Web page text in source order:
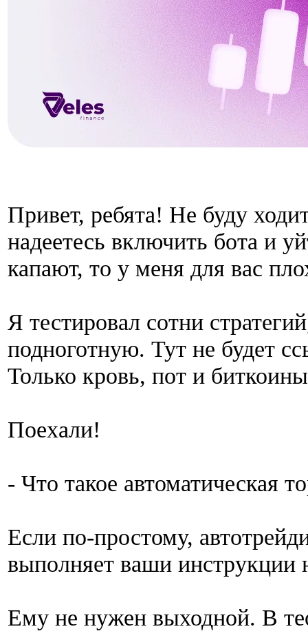
Привет, ребята! Не буду
надеетесь включить бота и
капают, то у меня для вас
Я тестировал сотни
подноготную. Тут не будет
Только кровь, пот и
Поехали!
- Что такое автоматическая
Если по-простому,
выполняет ваши инструкции
Ему не нужен выходной. В